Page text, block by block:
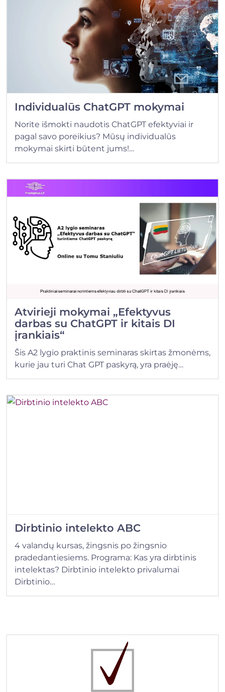
Individualūs ChatGPT mokymai
Norite išmokti naudotis ChatGPT efektyviai ir
pagal savo poreikius? Mūsų individualūs
mokymai skirti būtent jums!…
Atvirieji mokymai „Efektyvus
darbas su ChatGPT ir kitais DI
įrankiais“
Šis A2 lygio praktinis seminaras skirtas žmonėms,
kurie jau turi Chat GPT paskyrą, yra praėję…
Dirbtinio intelekto ABC
4 valandų kursas, žingsnis po žingsnio
pradedantiesiems. Programa: Kas yra dirbtinis
intelektas? Dirbtinio intelekto privalumai
Dirbtinio…